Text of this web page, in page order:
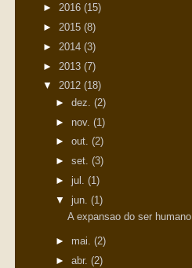
► 2016 (15)
► 2015 (8)
► 2014 (3)
► 2013 (7)
▼ 2012 (18)
► dez. (2)
► nov. (1)
► out. (2)
► set. (3)
► jul. (1)
▼ jun. (1)
A expansao do ser humano
► mai. (2)
► abr. (2)